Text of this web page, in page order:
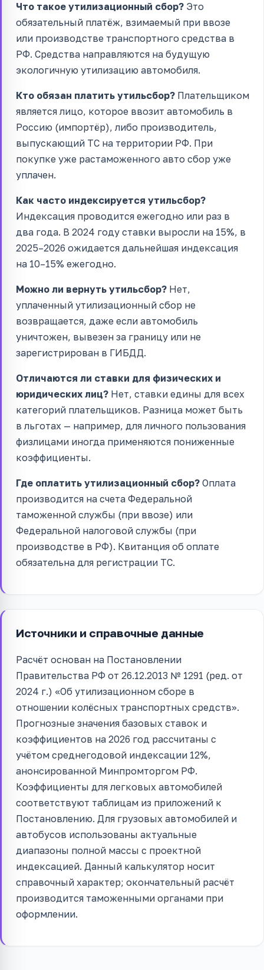
Что такое утилизационный сбор? Это
обязательный платёж, взимаемый при ввозе
или производстве транспортного средства в
РФ. Средства направляются на будущую
экологичную утилизацию автомобиля.
Кто обязан платить утильсбор? Плательщиком
является лицо, которое ввозит автомобиль в
Россию (импортёр), либо производитель,
выпускающий ТС на территории РФ. При
покупке уже растаможенного авто сбор уже
уплачен.
Как часто индексируется утильсбор?
Индексация проводится ежегодно или раз в
два года. В 2024 году ставки выросли на 15%, в
2025–2026 ожидается дальнейшая индексация
на 10–15% ежегодно.
Можно ли вернуть утильсбор? Нет,
уплаченный утилизационный сбор не
возвращается, даже если автомобиль
уничтожен, вывезен за границу или не
зарегистрирован в ГИБДД.
Отличаются ли ставки для физических и
юридических лиц? Нет, ставки едины для всех
категорий плательщиков. Разница может быть
в льготах — например, для личного пользования
физлицами иногда применяются пониженные
коэффициенты.
Где оплатить утилизационный сбор? Оплата
производится на счета Федеральной
таможенной службы (при ввозе) или
Федеральной налоговой службы (при
производстве в РФ). Квитанция об оплате
обязательна для регистрации ТС.
Источники и справочные данные
Расчёт основан на Постановлении
Правительства РФ от 26.12.2013 № 1291 (ред. от
2024 г.) «Об утилизационном сборе в
отношении колёсных транспортных средств».
Прогнозные значения базовых ставок и
коэффициентов на 2026 год рассчитаны с
учётом среднегодовой индексации 12%,
анонсированной Минпромторгом РФ.
Коэффициенты для легковых автомобилей
соответствуют таблицам из приложений к
Постановлению. Для грузовых автомобилей и
автобусов использованы актуальные
диапазоны полной массы с проектной
индексацией. Данный калькулятор носит
справочный характер; окончательный расчёт
производится таможенными органами при
оформлении.